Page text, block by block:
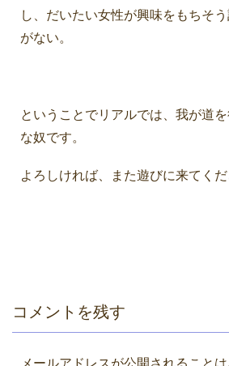
し、だいたい女性が興味をもちそ
がない。
ということでリアルでは、我が道
な奴です。
よろしければ、また遊びに来てくだ
コメントを残す